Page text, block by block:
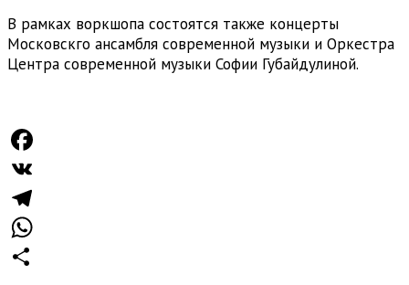
В рамках воркшопа состоятся также концерты
Московcкго ансамбля современной музыки и Оркестра
Центра современной музыки Софии Губайдулиной.
Facebook
VK
Telegram
WhatsApp